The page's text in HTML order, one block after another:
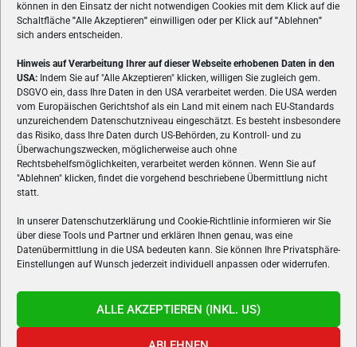
können in den Einsatz der nicht notwendigen Cookies mit dem Klick auf die
Schaltfläche "Alle Akzeptieren" einwilligen oder per Klick auf"Ablehnen"
sich anders entscheiden.
Hinweis auf Verarbeitung Ihrer auf dieser Webseite erhobenen Daten in den
USA: Indem Sie auf "Alle Akzeptieren" klicken, willigen Sie zugleich gem.
DSGVO ein, dass Ihre Daten in den USA verarbeitet werden. Die USA werden
vom Europäischen Gerichtshof als ein Land mit einem nach EU-Standards
unzureichendem Datenschutzniveau eingeschätzt. Es besteht insbesondere
das Risiko, dass Ihre Daten durch US-Behörden, zu Kontroll- und zu
Überwachungszwecken, möglicherweise auch ohne
Rechtsbehelfsmöglichkeiten, verarbeitet werden können. Wenn Sie auf
"Ablehnen" klicken, findet die vorgehend beschriebene Übermittlung nicht
statt.
In unserer Datenschutzerklärung und Cookie-Richtlinie informieren wir Sie
über diese Tools und Partner und erklären Ihnen genau, was eine
Datenübermittlung in die USA bedeuten kann. Sie können Ihre Privatsphäre-
Einstellungen auf Wunsch jederzeit individuell anpassen oder widerrufen.
ALLE AKZEPTIEREN (INKL. US)
ÜBER UNS
VON GAMERN, FÜR GAMER! Gamers.at ist das älteste Online-
Spielemagazin Österreichs und bringt täglich aktuelle News,
Reviews und Videos zu PC- und Konsolenspielen, Gaming-
Hardware und aus der Welt des e-Sport's.
FOLGE UNS